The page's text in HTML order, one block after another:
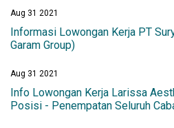
Aug 31 2021
Informasi Lowongan Kerja PT
Garam Group)
Aug 31 2021
Info Lowongan Kerja Larissa
Posisi - Penempatan Seluruh